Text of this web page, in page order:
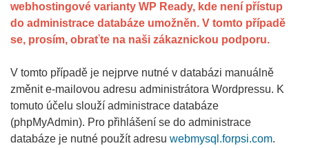
webhostingové varianty WP Ready, kde není přístup
do administrace databáze umožněn. V tomto případě
se, prosím, obraťte na naši zákaznickou podporu.
V tomto případě je nejprve nutné v databázi manuálně
změnit e-mailovou adresu administrátora Wordpressu. K
tomuto účelu slouží administrace databáze
(phpMyAdmin). Pro přihlášení se do administrace
databáze je nutné použít adresu webmysql.forpsi.com.